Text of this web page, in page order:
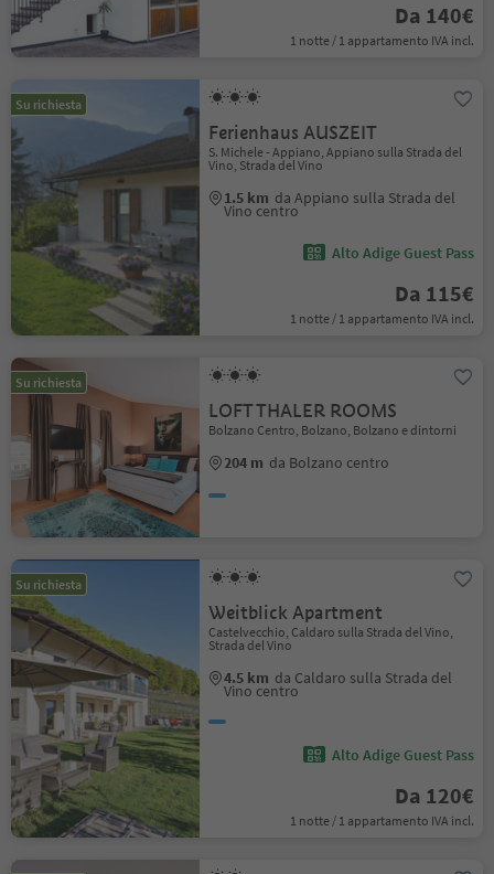
Da 140€
1 notte / 1 appartamento IVA incl.
Su richiesta
Ferienhaus AUSZEIT
S. Michele - Appiano, Appiano sulla Strada del
Vino, Strada del Vino
1.5 km da Appiano sulla Strada del
Vino centro
Alto Adige Guest Pass
Da 115€
1 notte / 1 appartamento IVA incl.
Su richiesta
LOFT THALER ROOMS
Bolzano Centro, Bolzano, Bolzano e dintorni
204 m da Bolzano centro
Su richiesta
Weitblick Apartment
Castelvecchio, Caldaro sulla Strada del Vino,
Strada del Vino
4.5 km da Caldaro sulla Strada del
Vino centro
Alto Adige Guest Pass
Da 120€
1 notte / 1 appartamento IVA incl.